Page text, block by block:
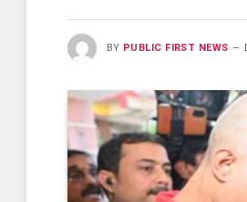
BY PUBLIC FIRST NEWS